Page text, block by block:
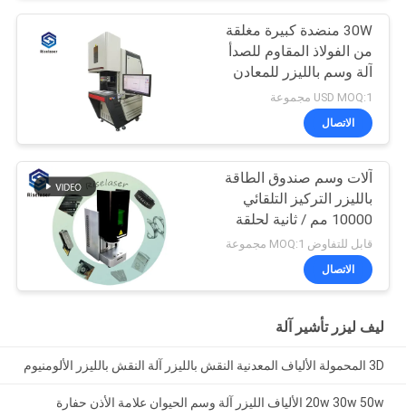
30W منضدة كبيرة مغلقة
من الفولاذ المقاوم للصدأ
آلة وسم بالليزر للمعادن
USD MOQ:1 مجموعة
الاتصال
آلات وسم صندوق الطاقة
بالليزر التركيز التلقائي
10000 مم / ثانية لحلقة
المجوهرات
قابل للتفاوض MOQ:1 مجموعة
الاتصال
ليف ليزر تأشير آلة
3D المحمولة الألياف المعدنية النقش بالليزر آلة النقش بالليزر الألومنيوم
20w 30w 50w الألياف الليزر آلة وسم الحيوان علامة الأذن حفارة